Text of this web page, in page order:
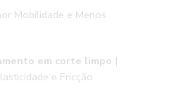
Mobilidade e Menos
em corte limpo |
e Fricção